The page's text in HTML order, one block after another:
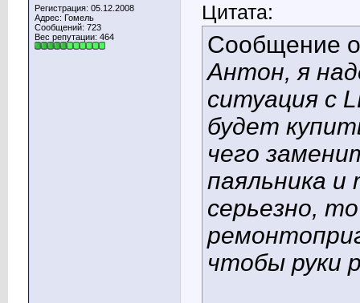
Регистрация: 05.12.2008
Адрес: Гомель
Сообщений: 723
Вес репутации: 464
Цитата:
Сообщение
Антон, я
ситуация с
будет
чего
паяльника
серьезно,
чтобы руки